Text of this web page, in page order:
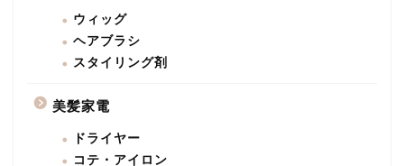
ウィッグ
ヘアブラシ
スタイリング剤
美髪家電
ドライヤー
コテ・アイロン